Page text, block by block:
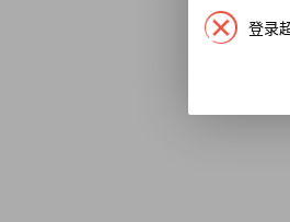
登录